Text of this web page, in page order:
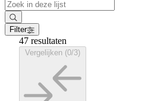
Filter
47 resultaten